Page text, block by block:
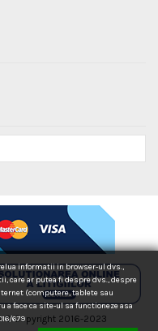
© Copyright 2016-2023
informatii in browser-ul dvs.,
care ar putea fi despre dvs., despre
(computere, tablete sau
face ca site-ul sa functioneze asa
679